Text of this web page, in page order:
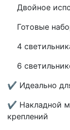
Двойное
Готовые
4
6
✔ Идеально
✔ Накладной
креплений